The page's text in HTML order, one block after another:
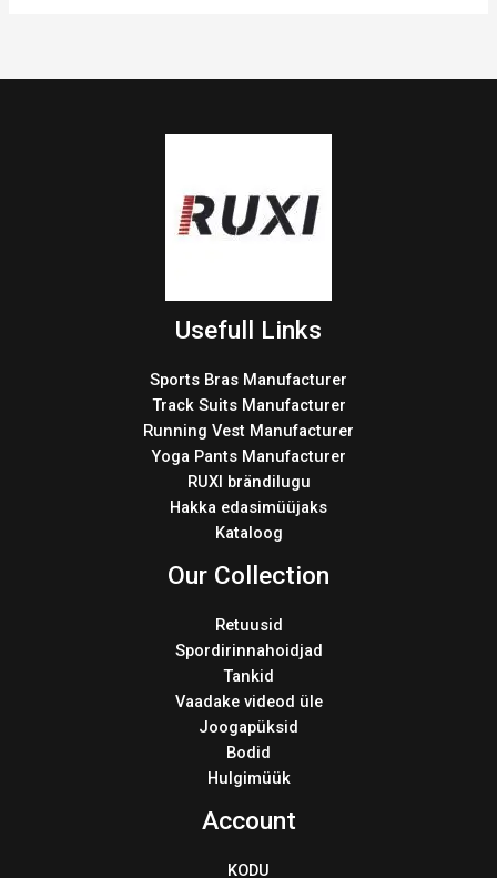
Usefull Links
Sports Bras Manufacturer
Track Suits Manufacturer
Running Vest Manufacturer
Yoga Pants Manufacturer
RUXI brändilugu
Hakka edasimüüjaks
Kataloog
Our Collection
Retuusid
Spordirinnahoidjad
Tankid
Vaadake videod üle
Joogapüksid
Bodid
Hulgimüük
Account
KODU